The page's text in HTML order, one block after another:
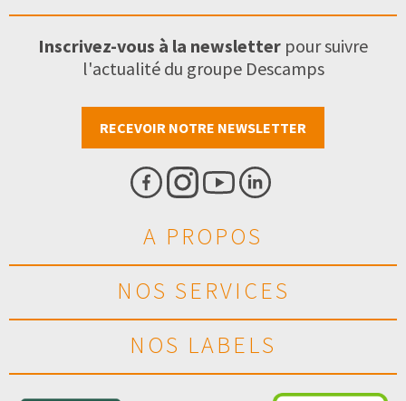
Inscrivez-vous à la newsletter pour suivre
l'actualité du groupe Descamps
RECEVOIR NOTRE NEWSLETTER
A PROPOS
NOS SERVICES
NOS LABELS